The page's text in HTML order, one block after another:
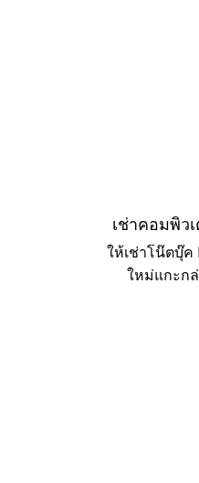
เช่าคอมพิว
ให้เช่าโน๊ตบุ๊ค
ใหม่แกะก
Onsite
ชำระเป็นรา